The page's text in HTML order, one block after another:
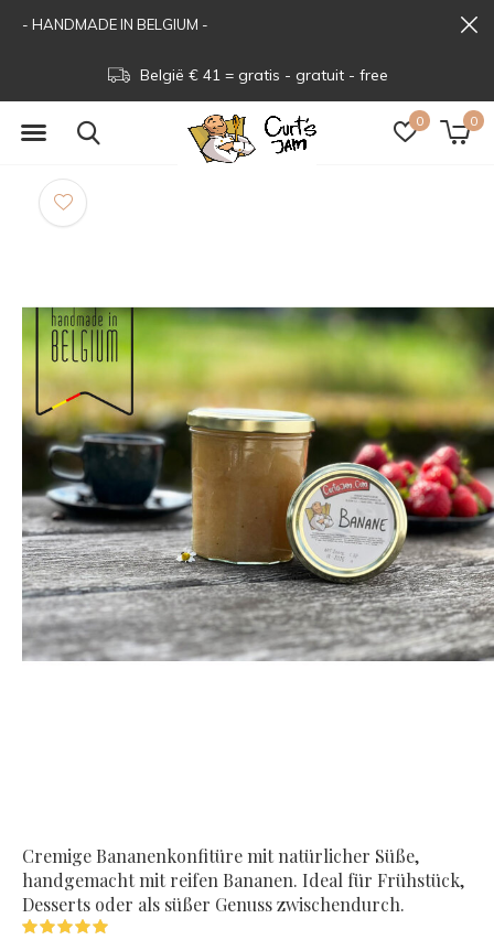
0 0
België € 41 = gratis - gratuit - free
- HANDMADE IN BELGIUM -
Cremige Bananenkonfitüre mit natürlicher Süße,
handgemacht mit reifen Bananen. Ideal für Frühstück,
Desserts oder als süßer Genuss zwischendurch.